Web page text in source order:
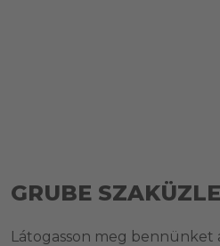
GRUBE
Látogasson meg bennünket